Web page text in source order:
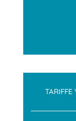
TARIFFE